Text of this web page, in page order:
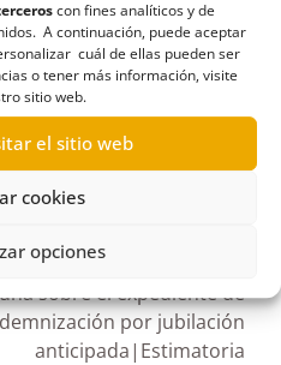
con fines analíticos y de
A continuación, puede aceptar
cuál de ellas pueden ser
o tener más información, visite
sitio web.
el sitio web
cookies
opciones
al Ayuntamiento de San
sobre el expediente de
por jubilación
anticipada|Estimatoria